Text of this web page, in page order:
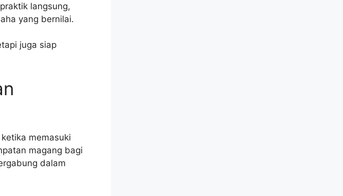
langsung,
yang bernilai.
juga siap
memasuki
magang bagi
dalam